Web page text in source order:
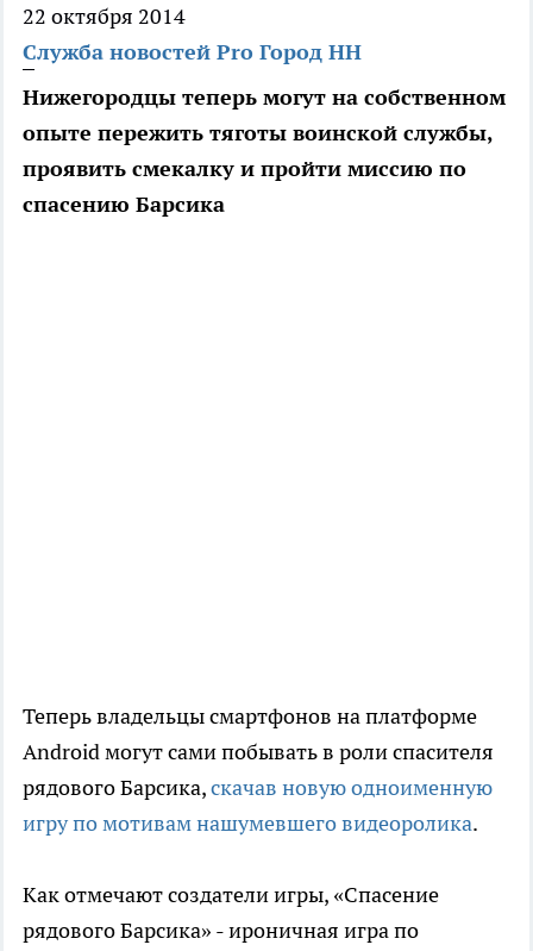
22 октября 2014
Служба новостей Pro Город НН
Нижегородцы теперь могут на собственном
опыте пережить тяготы воинской службы,
проявить смекалку и пройти миссию по
спасению Барсика
Теперь владельцы смартфонов на платформе
Аndroid могут сами побывать в роли спасителя
рядового Барсика,скачав новую одноименную
игру по мотивам нашумевшего видеоролика.
Как отмечают создатели игры, «Спасение
рядового Барсика» - ироничная игра по